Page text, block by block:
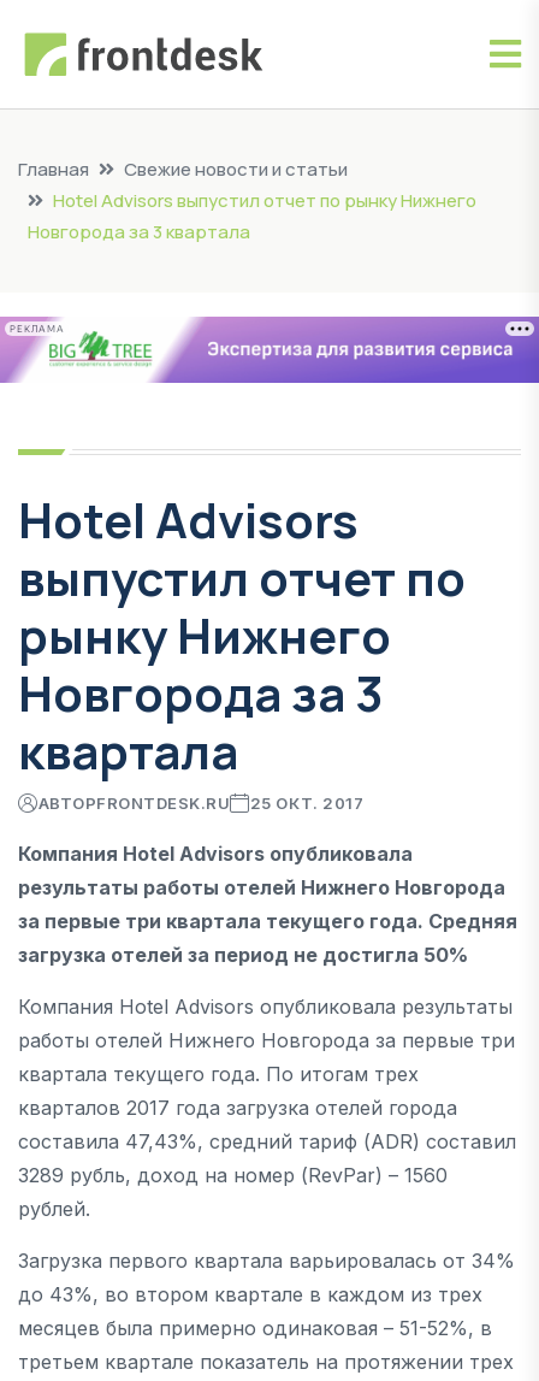
Главная
Свежие новости и статьи
Hotel Advisors выпустил отчет по рынку Нижнего
Новгорода за 3 квартала
РЕКЛАМА
Hotel Advisors
выпустил отчет по
рынку Нижнего
Новгорода за 3
квартала
АВТОРFRONTDESK.RU 25 ОКТ. 2017
Компания Hotel Advisors опубликовала
результаты работы отелей Нижнего Новгорода
за первые три квартала текущего года. Средняя
загрузка отелей за период не достигла 50%
Компания Hotel Advisors опубликовала результаты
работы отелей Нижнего Новгорода за первые три
квартала текущего года. По итогам трех
кварталов 2017 года загрузка отелей города
составила 47,43%, средний тариф (ADR) составил
3289 рубль, доход на номер (RevPar) – 1560
рублей.
Загрузка первого квартала варьировалась от 34%
до 43%, во втором квартале в каждом из трех
месяцев была примерно одинаковая – 51-52%, в
третьем квартале показатель на протяжении трех